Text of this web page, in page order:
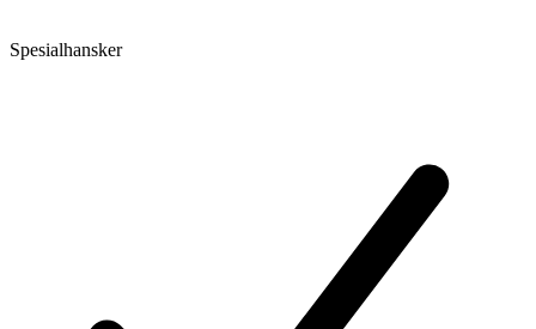
Spesialhansker